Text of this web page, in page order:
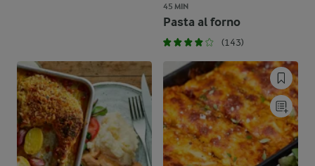
45 MIN
Pasta al forno
(143)